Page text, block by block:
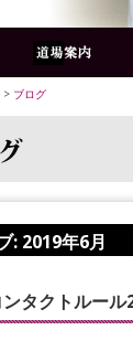
> ブログ
: 2019年6月
タクトルー